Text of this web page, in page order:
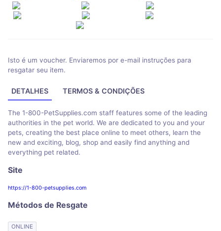
Isto é um voucher. Enviaremos por e-mail instruções para
resgatar seu item.
DETALHES TERMOS & CONDIÇÕES
The 1-800-PetSupplies.com staff features some of the leading
authorities in the pet world. We are dedicated to you and your
pets, creating the best place online to meet others, learn the
new and exciting, blog, shop and easily find anything and
everything pet related.
Site
https://1-800-petsupplies.com
Métodos de Resgate
ONLINE